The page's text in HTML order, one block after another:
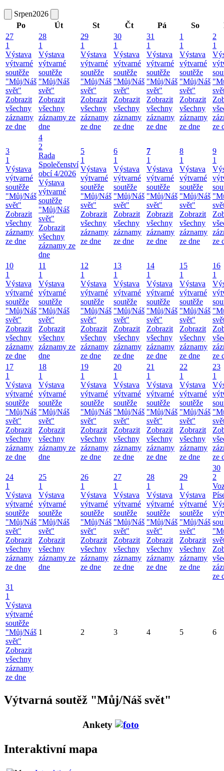
Srpen2026
Po
Út St Čt Pá So
27
1
Výstava
výtvarné
soutěže
"Můj/Náš
svět"
Zobrazit
všechny
záznamy
ze dne
28
1
Výstava
výtvarné
soutěže
"Můj/Náš
svět"
Zobrazit
všechny
záznamy ze
dne
29
1
Výstava
výtvarné
soutěže
"Můj/Náš
svět"
Zobrazit
všechny
záznamy
ze dne
30
1
Výstava
výtvarné
soutěže
"Můj/Náš
svět"
Zobrazit
všechny
záznamy
ze dne
31
1
Výstava
výtvarné
soutěže
"Můj/Náš
svět"
Zobrazit
všechny
záznamy
ze dne
1
1
Výstava
výtvarné
soutěže
"Můj/Náš
svět"
Zobrazit
všechny
záznamy
ze dne
2
1
ze
3
1
Výstava
výtvarné
soutěže
"Můj/Náš
svět"
Zobrazit
všechny
záznamy
ze dne
4
2
Rada
Společenství
obcí 4/2026
Výstava
výtvarné
soutěže
"Můj/Náš
svět"
Zobrazit
všechny
záznamy ze
dne
5
1
Výstava
výtvarné
soutěže
"Můj/Náš
svět"
Zobrazit
všechny
záznamy
ze dne
6
1
Výstava
výtvarné
soutěže
"Můj/Náš
svět"
Zobrazit
všechny
záznamy
ze dne
7
1
Výstava
výtvarné
soutěže
"Můj/Náš
svět"
Zobrazit
všechny
záznamy
ze dne
8
1
Výstava
výtvarné
soutěže
"Můj/Náš
svět"
Zobrazit
všechny
záznamy
ze dne
9
1
ze
10
1
Výstava
výtvarné
soutěže
"Můj/Náš
svět"
Zobrazit
všechny
záznamy
ze dne
11
1
Výstava
výtvarné
soutěže
"Můj/Náš
svět"
Zobrazit
všechny
záznamy ze
dne
12
1
Výstava
výtvarné
soutěže
"Můj/Náš
svět"
Zobrazit
všechny
záznamy
ze dne
13
1
Výstava
výtvarné
soutěže
"Můj/Náš
svět"
Zobrazit
všechny
záznamy
ze dne
14
1
Výstava
výtvarné
soutěže
"Můj/Náš
svět"
Zobrazit
všechny
záznamy
ze dne
15
1
Výstava
výtvarné
soutěže
"Můj/Náš
svět"
Zobrazit
všechny
záznamy
ze dne
16
1
ze
17
1
Výstava
výtvarné
soutěže
"Můj/Náš
svět"
Zobrazit
všechny
záznamy
ze dne
18
1
Výstava
výtvarné
soutěže
"Můj/Náš
svět"
Zobrazit
všechny
záznamy ze
dne
19
1
Výstava
výtvarné
soutěže
"Můj/Náš
svět"
Zobrazit
všechny
záznamy
ze dne
20
1
Výstava
výtvarné
soutěže
"Můj/Náš
svět"
Zobrazit
všechny
záznamy
ze dne
21
1
Výstava
výtvarné
soutěže
"Můj/Náš
svět"
Zobrazit
všechny
záznamy
ze dne
22
1
Výstava
výtvarné
soutěže
"Můj/Náš
svět"
Zobrazit
všechny
záznamy
ze dne
23
1
ze
24
1
Výstava
výtvarné
soutěže
"Můj/Náš
svět"
Zobrazit
všechny
záznamy
ze dne
25
1
Výstava
výtvarné
soutěže
"Můj/Náš
svět"
Zobrazit
všechny
záznamy ze
dne
26
1
Výstava
výtvarné
soutěže
"Můj/Náš
svět"
Zobrazit
všechny
záznamy
ze dne
27
1
Výstava
výtvarné
soutěže
"Můj/Náš
svět"
Zobrazit
všechny
záznamy
ze dne
28
1
Výstava
výtvarné
soutěže
"Můj/Náš
svět"
Zobrazit
všechny
záznamy
ze dne
29
1
Výstava
výtvarné
soutěže
"Můj/Náš
svět"
Zobrazit
všechny
záznamy
ze dne
30
2
ze
31
1
Výstava
výtvarné
soutěže
"Můj/Náš
svět"
Zobrazit
všechny
záznamy
ze dne
1 2 3 4 5 6
Výtvarná soutěž "Můj/Náš svět"
Ankety
Interaktivní mapa